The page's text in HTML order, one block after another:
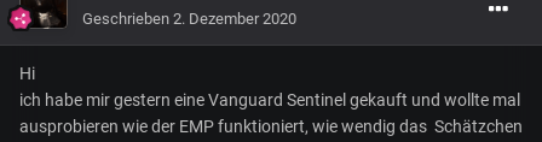
Geschrieben 2. Dezember 2020
Hi
ich habe mir gestern eine Vanguard Sentinel gekauft und wollte mal
ausprobieren wie der EMP funktioniert, wie wendig das Schätzchen